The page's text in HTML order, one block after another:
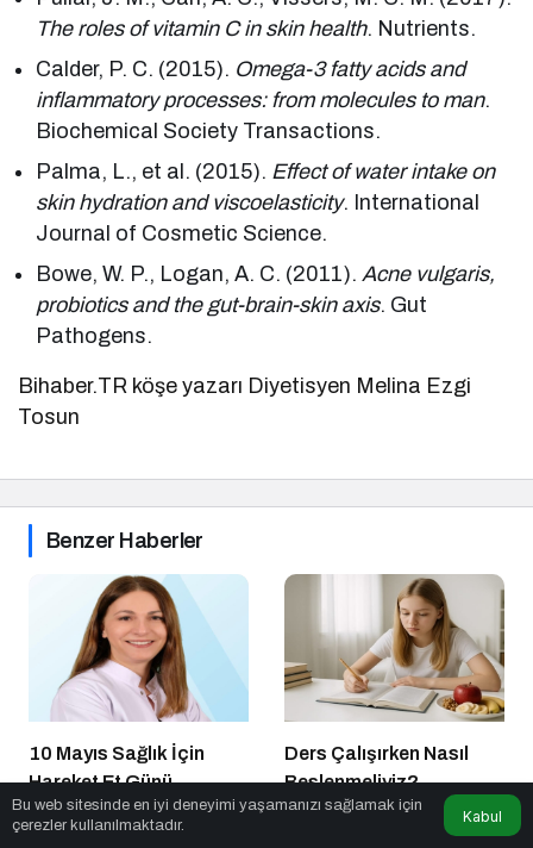
The roles of vitamin C in skin health. Nutrients.
Calder, P. C. (2015). Omega-3 fatty acids and
inflammatory processes: from molecules to man.
Biochemical Society Transactions.
Palma, L., et al. (2015). Effect of water intake on
skin hydration and viscoelasticity. International
Journal of Cosmetic Science.
Bowe, W. P., Logan, A. C. (2011).Acne vulgaris,
probiotics and the gut-brain-skin axis. Gut
Pathogens.
Bihaber.TR köşe yazarı Diyetisyen Melina Ezgi
Tosun
Benzer Haberler
10 Mayıs Sağlık İçin
Hareket Et Günü
Sağlık 1 yıl önce
Ders Çalışırken Nasıl
Beslenmeliyiz?
Sağlık 11 ay önce
Bu web sitesinde en iyi deneyimi yaşamanızı sağlamak için
çerezler kullanılmaktadır.
Kabul